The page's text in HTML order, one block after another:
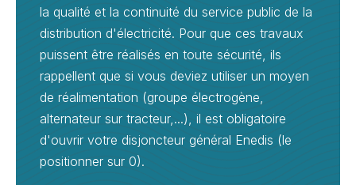
la qualité et la continuité du service public de la
distribution d'électricité. Pour que ces travaux
puissent être réalisés en toute sécurité, ils
rappellent que si vous deviez utiliser un moyen
de réalimentation (groupe électrogène,
alternateur sur tracteur,...), il est obligatoire
d'ouvrir votre disjoncteur général Enedis (le
positionner sur 0).